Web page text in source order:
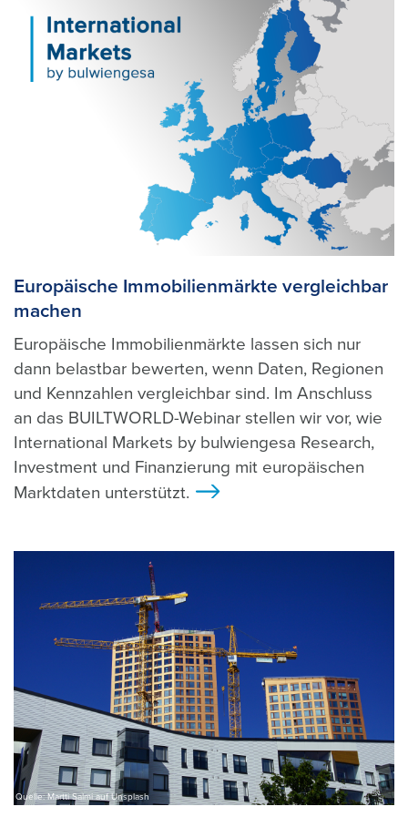
Europäische Immobilienmärkte vergleichbar
machen
Europäische Immobilienmärkte lassen sich nur
dann belastbar bewerten, wenn Daten, Regionen
und Kennzahlen vergleichbar sind. Im Anschluss
an das BUILTWORLD-Webinar stellen wir vor, wie
International Markets by bulwiengesa Research,
Investment und Finanzierung mit europäischen
Marktdaten unterstützt.
Quelle: Martti Salmi auf Unsplash